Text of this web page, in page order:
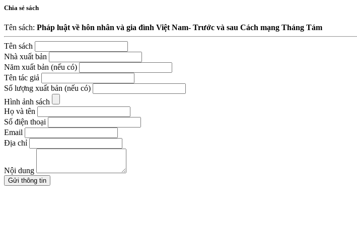
Chia sẻ sách
Tên sách: Pháp luật về hôn nhân và gia đình Việt Nam- Trước và sau Cách mạng Tháng Tám
Tên sách
Nhà xuất bản
Năm xuất bản (nếu có)
Tên tác giả
Số lượng xuất bản (nếu có)
Hình ảnh sách
Họ và tên
Số điện thoại
Email
Địa chỉ
Nội dung
Gửi thông tin